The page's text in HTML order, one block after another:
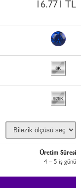
16.771 TL
Üretim Süresi
4 – 5 i̇ş günü